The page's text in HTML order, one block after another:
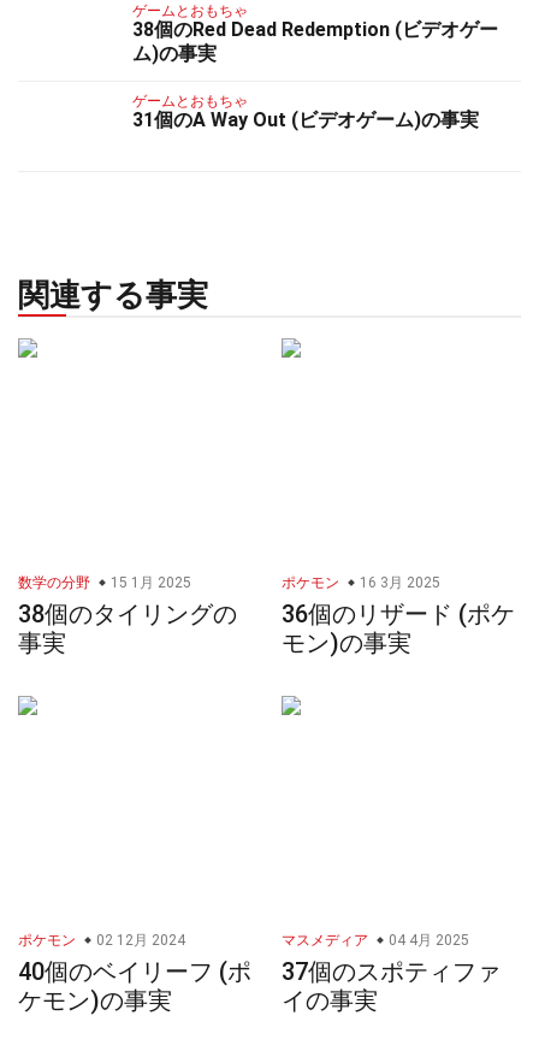
ゲームとおもちゃ
38個のRed Dead Redemption (ビデオゲー
ム)の事実
ゲームとおもちゃ
31個のA Way Out (ビデオゲーム)の事実
関連する事実
数学の分野 15 1月 2025
38個のタイリングの
事実
ポケモン 16 3月 2025
36個のリザード (ポケ
モン)の事実
ポケモン 02 12月 2024
40個のベイリーフ (ポ
ケモン)の事実
マスメディア 04 4月 2025
37個のスポティファ
イの事実